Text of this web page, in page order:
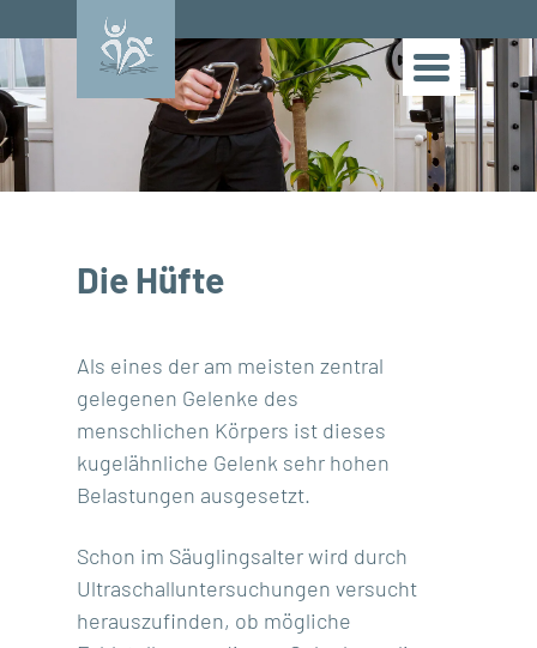
Die Hüfte
Als eines der am meisten zentral
gelegenen Gelenke des
menschlichen Körpers ist dieses
kugelähnliche Gelenk sehr hohen
Belastungen ausgesetzt.
Schon im Säuglingsalter wird durch
Ultraschalluntersuchungen versucht
herauszufinden, ob mögliche